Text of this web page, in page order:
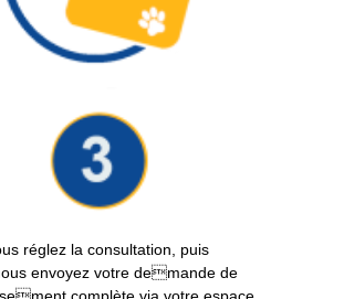
réglez la consultation, puis
envoyez votre demande de
complète via votre espace